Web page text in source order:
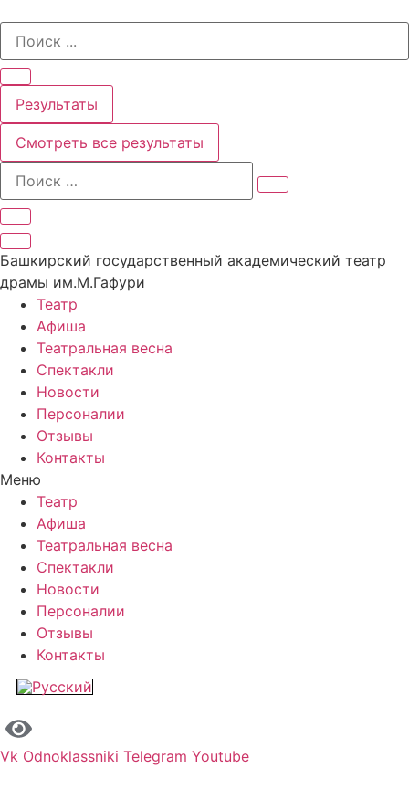
содержимому
Search
Результаты
Смотреть все результаты
Башкирский государственный академический театр
драмы им.М.Гафури
Театр
Афиша
Театральная весна
Спектакли
Новости
Персоналии
Отзывы
Контакты
Меню
Театр
Афиша
Театральная весна
Спектакли
Новости
Персоналии
Отзывы
Контакты
Vk Odnoklassniki Telegram Youtube